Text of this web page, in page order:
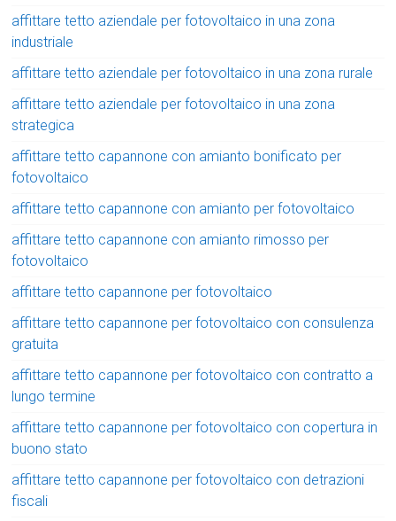
affittare tetto aziendale per fotovoltaico in una zona
industriale
affittare tetto aziendale per fotovoltaico in una zona rurale
affittare tetto aziendale per fotovoltaico in una zona
strategica
affittare tetto capannone con amianto bonificato per
fotovoltaico
affittare tetto capannone con amianto per fotovoltaico
affittare tetto capannone con amianto rimosso per
fotovoltaico
affittare tetto capannone per fotovoltaico
affittare tetto capannone per fotovoltaico con consulenza
gratuita
affittare tetto capannone per fotovoltaico con contratto a
lungo termine
affittare tetto capannone per fotovoltaico con copertura in
buono stato
affittare tetto capannone per fotovoltaico con detrazioni
fiscali